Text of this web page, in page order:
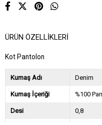
ÜRÜN ÖZELLIKLERI
Kot Pantolon
Kumaş Adı Denim
Kumaş İçeriği %100
Desi 0,8